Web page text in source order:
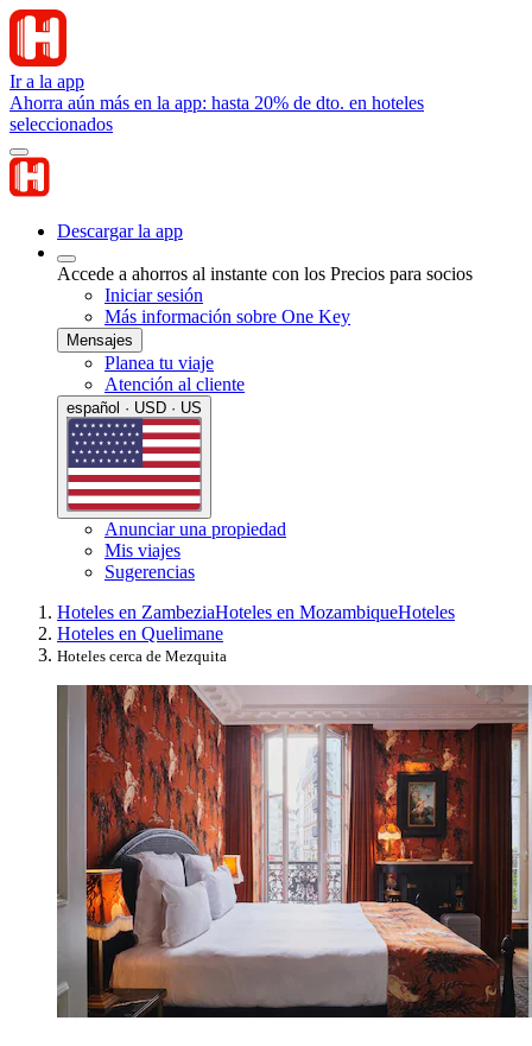
Ir a la app
Ahorra aún más en la app: hasta 20% de dto. en hoteles
seleccionados
Descargar la app
Accede a ahorros al instante con los Precios para socios
Iniciar sesión
Más información sobre One Key
Mensajes
Planea tu viaje
Atención al cliente
español · USD · US
Anunciar una propiedad
Mis viajes
Sugerencias
Hoteles en ZambeziaHoteles en MozambiqueHoteles
Hoteles en Quelimane
Hoteles cerca de Mezquita